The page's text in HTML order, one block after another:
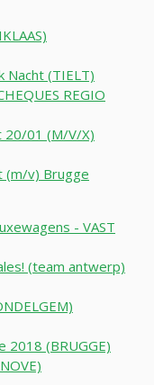
Nacht (TIELT)
REGIO
20/01 (M/V/X)
(m/v) Brugge
- VAST
(team antwerp)
2018 (BRUGGE)